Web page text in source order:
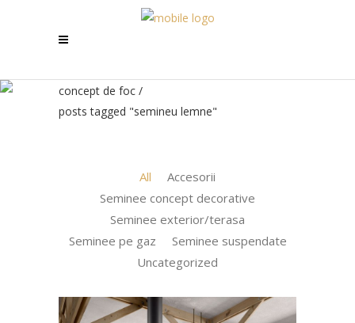
concept de foc /
posts tagged "semineu lemne"
All
Accesorii
Seminee concept decorative
Seminee exterior/terasa
Seminee pe gaz
Seminee suspendate
Uncategorized